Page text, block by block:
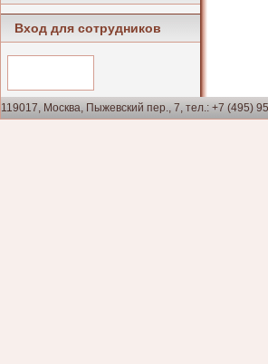
Вход для сотрудников
119017, Москва, Пыжевский пер., 7, тел.: +7 (495)